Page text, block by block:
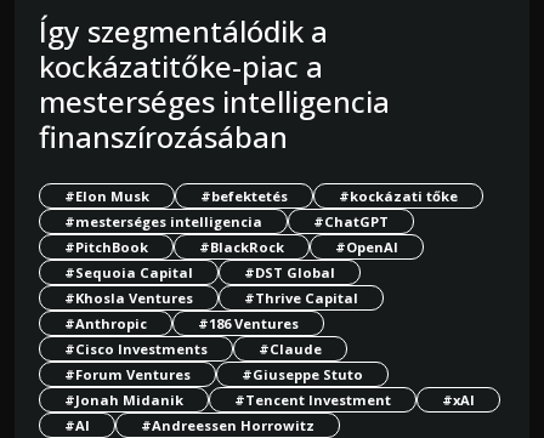
Így szegmentálódik a
kockázatitőke-piac a
mesterséges intelligencia
finanszírozásában
#Elon Musk #befektetés
#kockázati tőke
#mesterséges intelligencia
#ChatGPT
#PitchBook
#BlackRock
#OpenAI
#Sequoia Capital
#DST Global
#Khosla Ventures
#Thrive Capital
#Anthropic
#186 Ventures
#Cisco Investments
#Claude
#Forum Ventures
#Giuseppe Stuto
#Jonah Midanik
#Tencent Investment
#xAI
#AI
#Andreessen Horrowitz